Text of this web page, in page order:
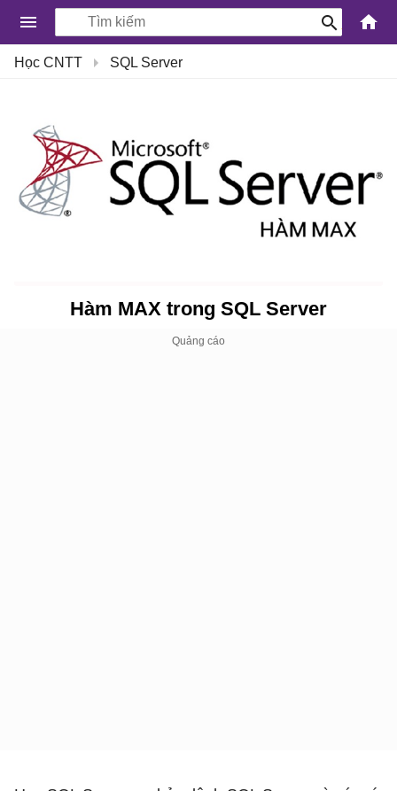
-
Khoa
Học CNTT SQL Server
Hàm MAX trong SQL Server